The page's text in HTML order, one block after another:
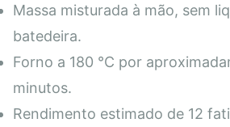
Massa misturada à mão, sem
batedeira.
Forno a 180 °C por
minutos.
Rendimento estimado de 12